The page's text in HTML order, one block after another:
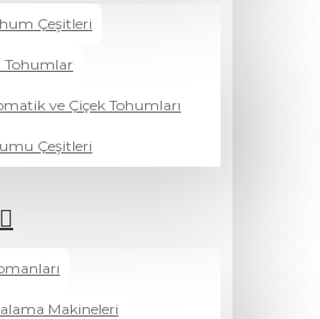
Çeşitleri
Tohumlar
ve Çiçek Tohumları
Çeşitleri
Makineleri